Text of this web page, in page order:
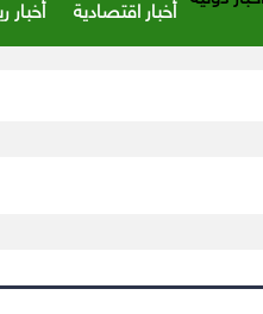
أخبار اقتصادية أخبار